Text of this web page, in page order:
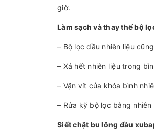
giờ.
Làm sạch và thay thế bộ
– Bộ lọc dầu nhiên liệu
– Xả hết nhiên liệu trong
– Vặn vít của khóa bình
– Rửa kỹ bộ lọc bằng
Siết chặt bu lông đầu